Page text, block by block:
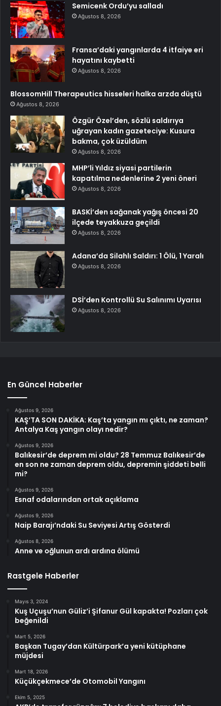
Semicenk Ordu’yu salladı
Ağustos 8, 2026
Fransa’daki yangınlarda 4 itfaiye eri
hayatını kaybetti
Ağustos 8, 2026
BlossomHill Therapeutics hisseleri halka arzda düştü
Ağustos 8, 2026
Özgür Özel’den, sözlü saldırıya
uğrayan kadın gazeteciye: Kusura
bakma, çok üzüldüm
Ağustos 8, 2026
MHP’li Yıldız siyasi partilerin
kapatılma nedenlerine 2 yeni öneri
Ağustos 8, 2026
BASKİ’den sağanak yağış öncesi 20
ilçede teyakkuza geçildi
Ağustos 8, 2026
Adana’da Silahlı Saldırı: 1 Ölü, 1 Yaralı
Ağustos 8, 2026
DSİ’den Kontrollü Su Salınımı Uyarısı
Ağustos 8, 2026
En Güncel Haberler
Ağustos 9, 2026
KAŞ’TA SON DAKİKA: Kaş’ta yangın mı çıktı, ne zaman?
Antalya Kaş yangın olayı nedir?
Ağustos 9, 2026
Balıkesir’de deprem mi oldu? 28 Temmuz Balıkesir’de
en son ne zaman deprem oldu, depremin şiddeti belli
mi?
Ağustos 9, 2026
Esnaf odalarından ortak açıklama
Ağustos 9, 2026
Naip Barajı’ndaki Su Seviyesi Artış Gösterdi
Ağustos 8, 2026
Anne ve oğlunun ardı ardına ölümü
Rastgele Haberler
Mayıs 3, 2024
Kuş Uçuşu’nun Güliz’i Şifanur Gül kapakta! Pozları çok
beğenildi
Mart 5, 2026
Başkan Tugay’dan Kültürpark’a yeni kütüphane
müjdesi
Mart 18, 2026
Küçükçekmece’de Otomobil Yangını
Ekim 5, 2025